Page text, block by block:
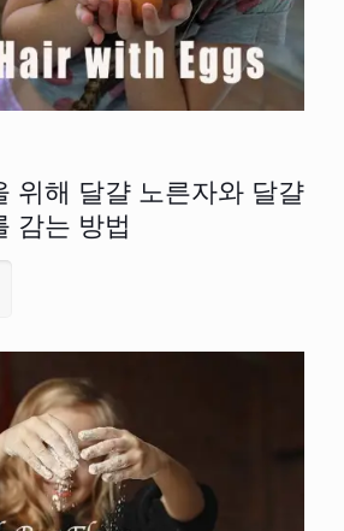
위해 달걀 노른자와 달걀
감는 방법